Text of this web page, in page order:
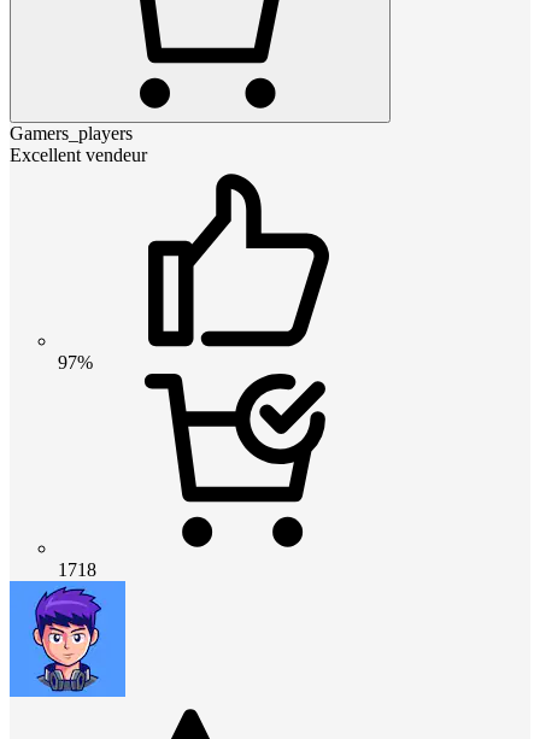
Gamers_players
Excellent vendeur
97%
1718